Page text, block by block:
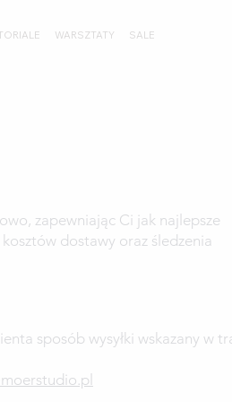
WARSZTATY SALE
zapewniając Ci jak najlepsze
dostawy oraz śledzenia
sposób wysyłki wskazany w